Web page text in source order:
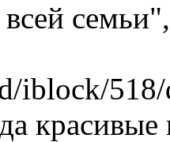
всей
iblock/